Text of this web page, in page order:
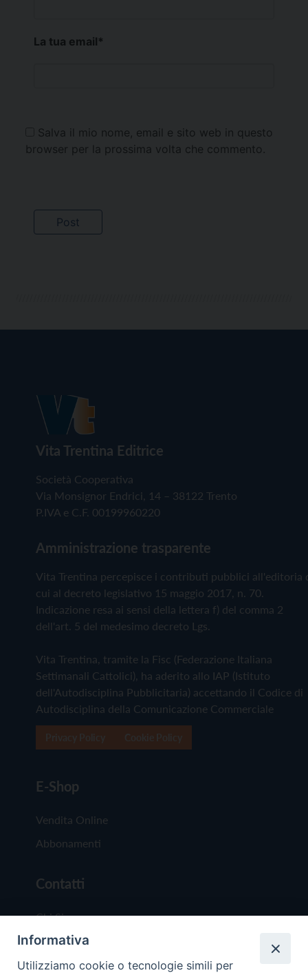
La tua email*
Salva il mio nome, email e sito web in questo
browser per la prossima volta che commento.
Vita Trentina Editrice
Società Cooperativa
Via Monsignor Endrici, 14 – 38122 Trento
P.IVA e C.F. 00199960220
Amministrazione trasparente
Vita Trentina percepisce i contributi pubblici all'editoria
cui al decreto legislativo 15 maggio 2017, n. 70.
Indicazione resa ai sensi della lettera f) del comma 2
dell'art. 5 del medesimo decreto Lgs.
Vita Trentina, tramite la Fisc (Federazione Italiana
Settimanali Cattolici), ha aderito allo IAP (Istituto
dell'Autodisciplina Pubblicitaria) accettando il Codice di
Autodisciplina della Comunicazione Commerciale
E-Shop
Vendita Online
Abbonamenti
Contatti
Chi Siamo
Redazione
Scrivici
Informativa
Utilizziamo cookie o tecnologie simili per